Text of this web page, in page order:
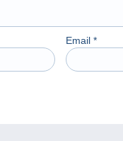
Email *